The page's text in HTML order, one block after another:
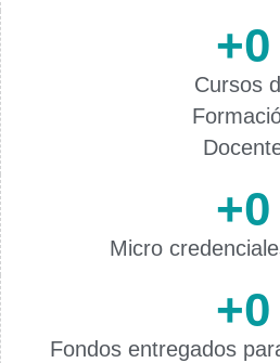
Cursos
+0
Micro
+0
Fondos entregados
+0